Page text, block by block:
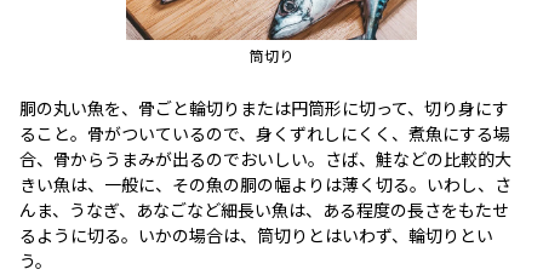
筒切り
胴の丸い魚を、骨ごと輪切りまたは円筒形に切って、切り身にす
ること。骨がついているので、身くずれしにくく、煮魚にする場
合、骨からうまみが出るのでおいしい。さば、鮭などの比較的大
きい魚は、一般に、その魚の胴の幅よりは薄く切る。いわし、さ
んま、うなぎ、あなごなど細長い魚は、ある程度の長さをもたせ
るように切る。いかの場合は、筒切りとはいわず、輪切りとい
う。